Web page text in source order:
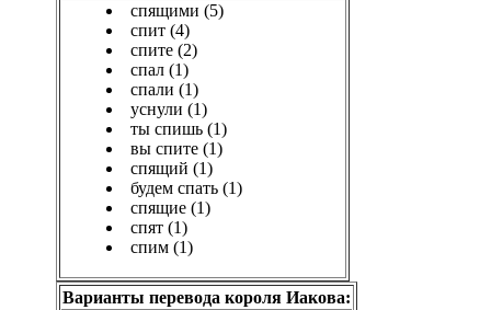
спящими (5)
спит (4)
спите (2)
спал (1)
спали (1)
уснули (1)
ты спишь (1)
вы спите (1)
спящий (1)
будем спать (1)
спящие (1)
спят (1)
спим (1)
Варианты перевода короля Иакова: